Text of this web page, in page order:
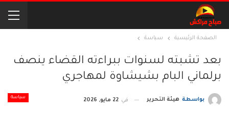
الصفحة الرئيسية سياسة
بعد تشبته لسنوات ببراءته القضاء ينصف
برلماني البام بشيشاوة لمهاجري
سياسة بواسطة هيئة التحرير في 22 مايو, 2026